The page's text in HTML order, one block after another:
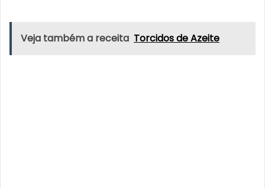
Veja também a receita Torcidos de Azeite